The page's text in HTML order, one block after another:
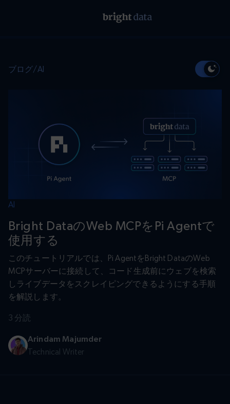
ブログ/AI
AI
Bright DataのWeb MCPをPi Agentで
使用する
このチュートリアルでは、Pi AgentをBright DataのWeb
MCPサーバーに接続して、コード生成前にウェブを検索
しライブデータをスクレイピングできるようにする手順
を解説します。
3 分読
Arindam Majumder
Technical Writer